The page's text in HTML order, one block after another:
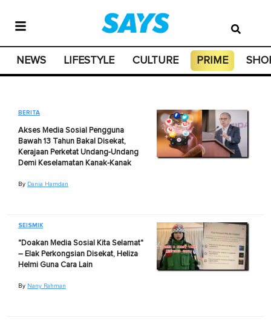
NEWS LIFESTYLE CULTURE PRIME
BERITA
Akses Media Sosial Pengguna
Bawah 13 Tahun Bakal Disekat,
Kerajaan Perketat Undang-Undang
Demi Keselamatan Kanak-Kanak
By Dania Hamdan
SEISMIK
"Doakan Media Sosial Kita Selamat"
– Elak Perkongsian Disekat, Heliza
Helmi Guna Cara Lain
By Nany Rahman